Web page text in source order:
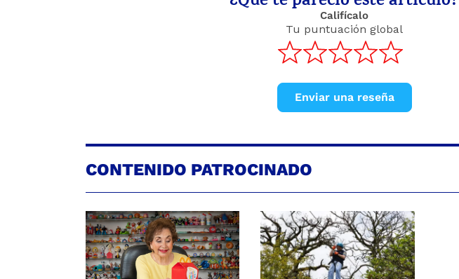
Califícalo
Tu puntuación global
Enviar una reseña
CONTENIDO PATROCINADO